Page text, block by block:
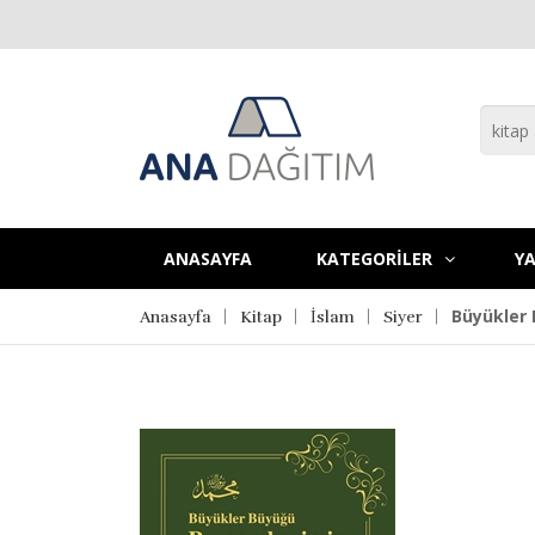
ANASAYFA KATEGORİLER
Anasayfa Kitap İslam Siyer Büyükler